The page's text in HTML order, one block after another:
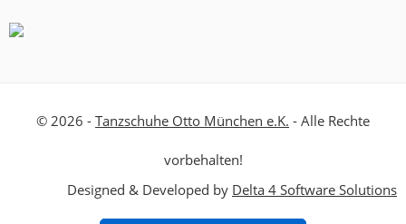
© 2026 - Tanzschuhe Otto München e.K. - Alle Rechte
vorbehalten!
Designed & Developed by Delta 4 Software Solutions